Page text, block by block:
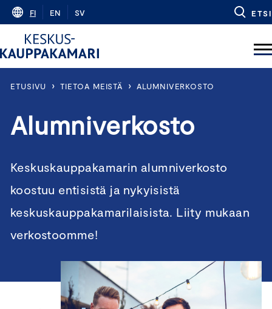
Skip
content
FI EN SV ETSI
ETUSIVU › TIETOA MEISTÄ › ALUMNIVERKOSTO
Alumniverkosto
Keskuskauppakamarin alumniverkosto
koostuu entisistä ja nykyisistä
keskuskauppakamarilaisista. Liity mukaan
verkostoomme!